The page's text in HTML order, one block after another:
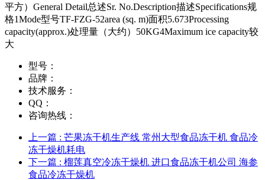
平方）General Detail总述Sr. No.Description描述Specifications规
格1Mode型号TF-FZG-52area (sq. m)面积5.673Processing
capacity(approx.)处理量（大约）50KG4Maximum ice capacity较
大
型号：
品牌：
技术服务：
QQ：
咨询热线：
上一篇 : 芒果冻干机生产线 常州大型食品冻干机 食品冷
冻干燥机耗电
下一篇 : 榴莲真空冷冻干燥机 进口食品冻干机公司 海参
食品冷冻干燥机